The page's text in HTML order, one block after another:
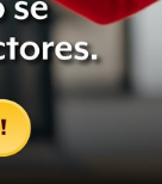
deuda de cada
Sonora
la deuda de
71% de sus
y Agua Prieta,